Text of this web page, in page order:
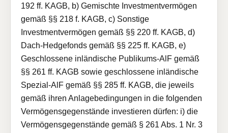
192 ff. KAGB, b) Gemischte Investmentvermögen
gemäß §§ 218 f. KAGB, c) Sonstige
Investmentvermögen gemäß §§ 220 ff. KAGB, d)
Dach-Hedgefonds gemäß §§ 225 ff. KAGB, e)
Geschlossene inländische Publikums-AlF gemäß
§§ 261 ff. KAGB sowie geschlossene inländische
Spezial-AlF gemäß §§ 285 ff. KAGB, die jeweils
gemäß ihren Anlagebedingungen in die folgenden
Vermögensgegenstände investieren dürfen: i) die
Vermögensgegenstände gemäß § 261 Abs. 1 Nr. 3